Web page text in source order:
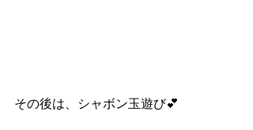
その後は、シャボン玉遊び💕